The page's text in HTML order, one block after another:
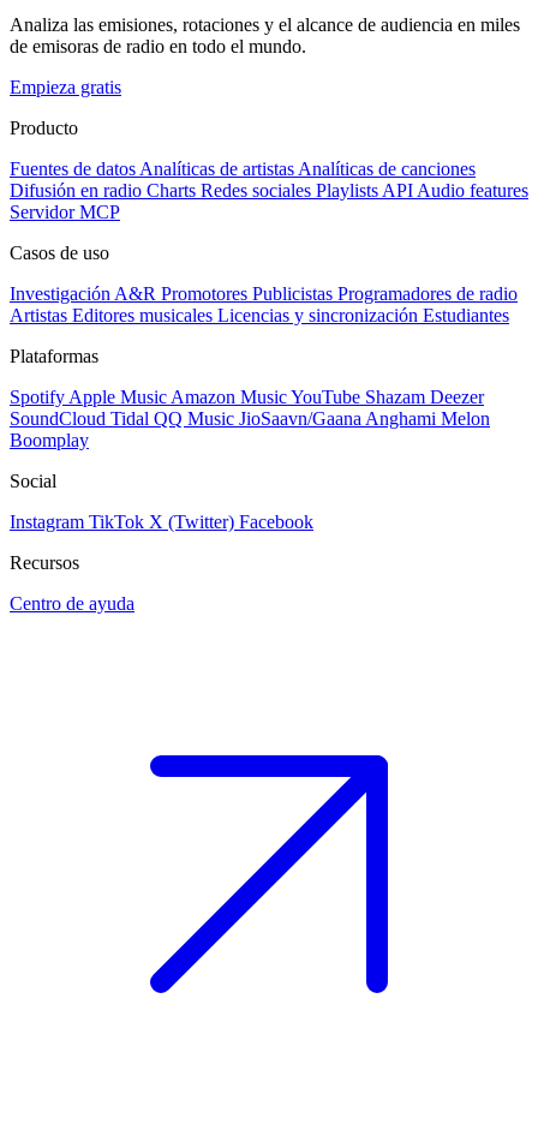
Analiza las emisiones, rotaciones y el alcance de audiencia en miles
de emisoras de radio en todo el mundo.
Empieza gratis
Producto
Fuentes de datos Analíticas de artistas Analíticas de canciones
Difusión en radio Charts Redes sociales Playlists API Audio features
Servidor MCP
Casos de uso
Investigación A&R Promotores Publicistas Programadores de radio
Artistas Editores musicales Licencias y sincronización Estudiantes
Plataformas
Spotify Apple Music Amazon MusicYouTube Shazam Deezer
SoundCloud Tidal QQ Music JioSaavn/Gaana Anghami Melon
Boomplay
Social
Instagram TikTok X (Twitter) Facebook
Recursos
Centro de ayuda